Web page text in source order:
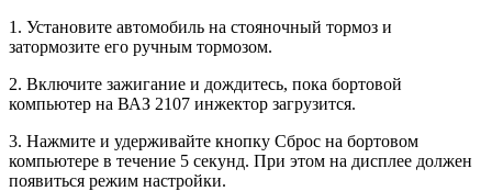
1. Установите автомобиль на стояночный тормоз и
затормозите его ручным тормозом.
2. Включите зажигание и дождитесь, пока бортовой
компьютер на ВАЗ 2107 инжектор загрузится.
3. Нажмите и удерживайте кнопку Сброс на бортовом
компьютере в течение 5 секунд. При этом на дисплее должен
появиться режим настройки.